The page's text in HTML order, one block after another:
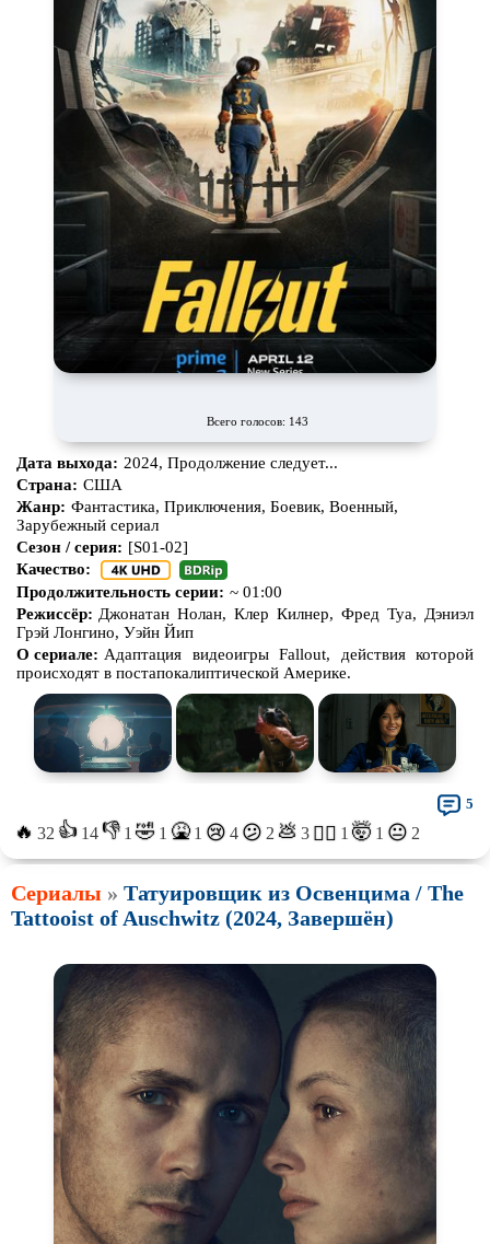
Всего голосов: 143
Дата выхода: 2024, Продолжение следует...
Страна: США
Жанр: Фантастика, Приключения, Боевик, Военный,
Зарубежный сериал
Сезон / серия: [S01-02]
Качество:
Продолжительность серии: ~ 01:00
Режиссёр: Джонатан Нолан, Клер Килнер, Фред Туа, Дэниэл
Грэй Лонгино, Уэйн Йип
О сериале: Адаптация видеоигры Fallout, действия которой
происходят ​​в постапокалиптической Америке.
🔥 32 👍 14👎 1 🤣 1 🤮 1 😢 4 😕 2 💩 3 😵‍💫 1 🤯 1 😐 2
5
Сериалы » Татуировщик из Освенцима / The
Tattooist of Auschwitz (2024, Завершён)